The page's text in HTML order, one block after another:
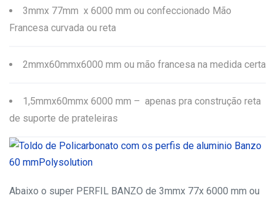
3mmx 77mm x 6000 mm ou confeccionado Mão
Francesa curvada ou reta
2mmx60mmx6000 mm ou mão francesa na medida certa
1,5mmx60mmx 6000 mm – apenas pra construção reta
de suporte de prateleiras
Abaixo o super PERFIL BANZO de 3mmx 77x 6000 mm ou